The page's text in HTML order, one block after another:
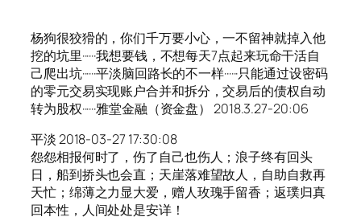
杨狗很狡猾的，你们千万要小心，一不留神就掉入他
挖的坑里······我想要钱，不想每天7点起来玩命干活自
己爬出坑······平淡脑回路长的不一样······只能通过设密码
的零元交易实现账户合并和拆分，交易后的债权自动
转为股权······雅堂金融（资金盘） 2018.3.27-20:06
平淡 2018-03-27 17:30:08
怨怨相报何时了，伤了自己也伤人；浪子终有回头
日，船到挢头也会直；天崖落难望故人，自助自救再
天忙；绵薄之力显大爱，赠人玫瑰手留香；返璞归真
回本性，人间处处是安详！